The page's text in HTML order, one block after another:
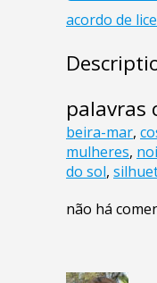
palavras
beira-mar,
mulheres,
do sol,
não há